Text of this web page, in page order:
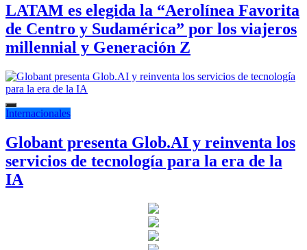
LATAM es elegida la “Aerolínea Favorita
de Centro y Sudamérica” por los viajeros
millennial y Generación Z
Internacionales
Globant presenta Glob.AI y reinventa los
servicios de tecnología para la era de la
IA